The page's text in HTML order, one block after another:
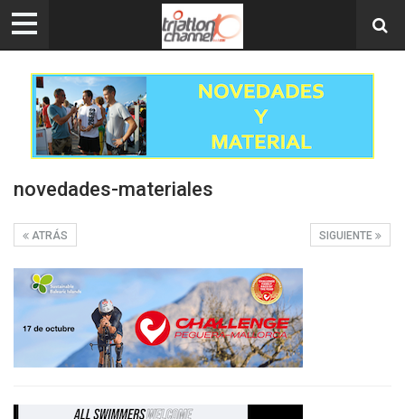
novedades-materiales
SIGUIENTE
ATRÁS